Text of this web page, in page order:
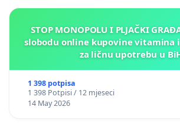
STOP MONOPOLU I PLJAČKI
slobodu online kupovine vitamina
za ličnu upotrebu u
1 398 potpisa
1 398 Potpisi / 12 mjeseci
14 May 2026